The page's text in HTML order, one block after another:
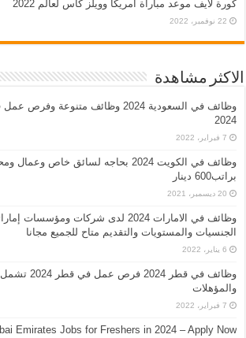
كورة لايف موعد مباراة أمريكا وويلز كأس لعالم 2022
22 نوفمبر، 2022
الاكثر مشاهدة
وظائف في السعودية 2024 وظائف متنوعة
2024
7 فبراير، 2022
وظائف في الكويت 2024 بحاجه لسائق خاص
براتب600 دينار
20 ديسمبر، 2021
وظائف في الامارات 2024 لدى شركات
الجنسيات والمستويات والتقديم متاح للجميع مجانا
6 يناير، 2022
وظائف في قطر
والمؤهلات
7 فبراير، 2022
Emirates Jobs for Freshers in 2024 – Apply Now